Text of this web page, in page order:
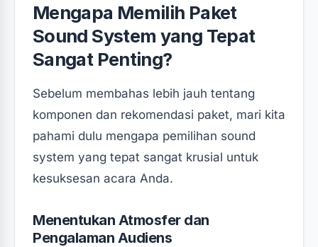
Mengapa Memilih Paket
Sound System yang Tepat
Sangat Penting?
Sebelum membahas lebih jauh tentang
komponen dan rekomendasi paket, mari kita
pahami dulu mengapa pemilihan sound
system yang tepat sangat krusial untuk
kesuksesan acara Anda.
Menentukan Atmosfer dan
Pengalaman Audiens